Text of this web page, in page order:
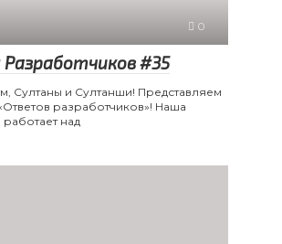
0
#35
Султаны и Султанши! Представляем
разработчиков»! Наша
над